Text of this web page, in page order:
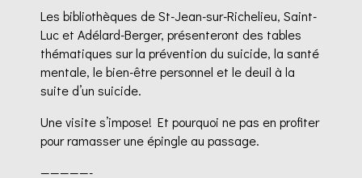
Les bibliothèques de St-Jean-sur-Richelieu, Saint-
Luc et Adélard-Berger, présenteront des tables
thématiques sur la prévention du suicide, la santé
mentale, le bien-être personnel et le deuil à la
suite d’un suicide.
Une visite s’impose! Et pourquoi ne pas en profiter
pour ramasser une épingle au passage.
—————-